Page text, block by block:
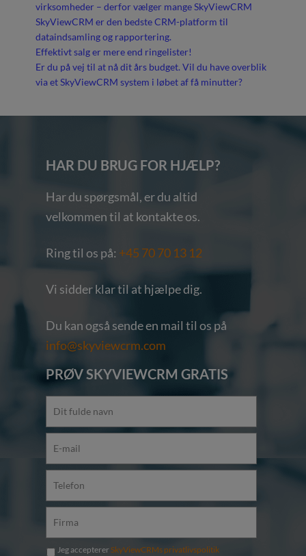
virksomheder – derfor vælger mange SkyViewCRM
SkyViewCRM er den bedste CRM-platform til
dataindsamling og rapportering.
Effektivt salg er mere end ringelister!
Er du på vej til at nå dit års budget. Vil du have overblik
via et SkyViewCRM system i løbet af få minutter?
HAR DU BRUG FOR HJÆLP?
Har du spørgsmål, er du altid
velkommen til at kontakte os.
Ring til os på: +45 70 70 13 12
Vi sidder klar til at hjælpe dig.
Du kan også sende en mail til os på
info@skyviewcrm.com
PRØV SKYVIEWCRM GRATIS
Jeg accepterer SkyViewCRMs privatlivspolitik